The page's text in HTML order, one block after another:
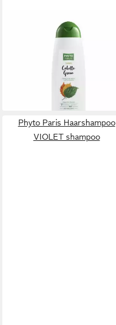
Haarshampoo Phyto Nature
lieferbar - in 9-11 Werktagen bei
Phyto Paris Haarshampoo
VIOLET shampoo